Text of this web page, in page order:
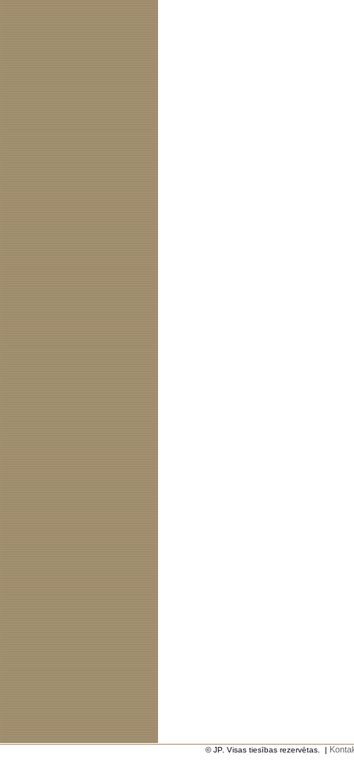
© JP. Visas tiesības rezervētas. |